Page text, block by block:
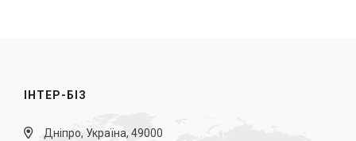
ІНТЕР-БІЗ
Дніпро, Україна, 49000